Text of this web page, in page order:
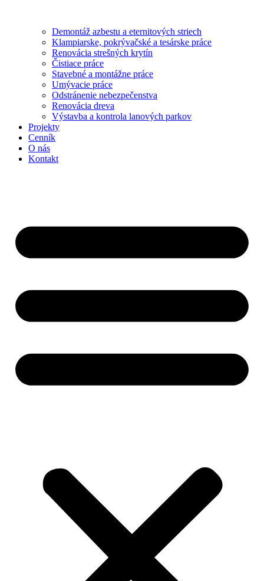
Demontáž azbestu a eternitových striech
Klampiarske, pokrývačské a tesárske práce
Renovácia strešných krytín
Čistiace práce
Stavebné a montážne práce
Umývacie práce
Odstránenie nebezpečenstva
Renovácia dreva
Výstavba a kontrola lanových parkov
Projekty
Cenník
O nás
Kontakt